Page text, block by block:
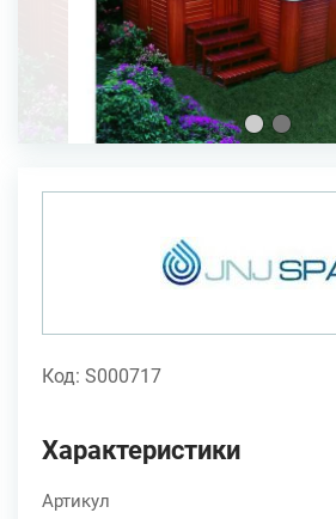
Код: S000717
Характеристики
Артикул